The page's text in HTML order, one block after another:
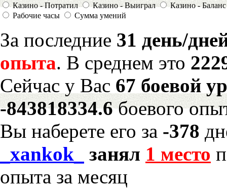
Казино - Потратил
Казино - Выиграл
Казино - Баланс
Рабочие часы
Сумма умений
За последние 31 день/
опыта. В среднем это
Сейчас у Вас 67 боевой
-843818334.6боевого
Вы наберете его за -378
_xankok_
занял 1 место
опыта за месяц